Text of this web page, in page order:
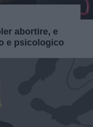
abortire, e
e psicologico